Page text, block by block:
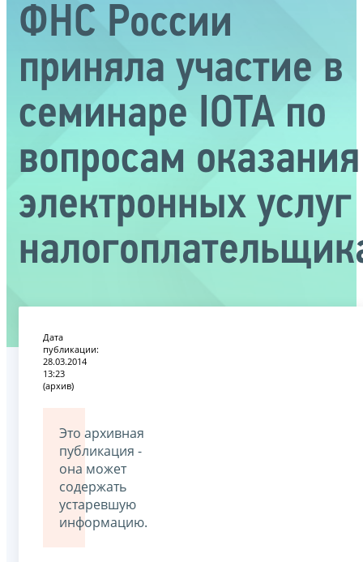
ФНС России
приняла участие в
семинаре IOTA по
вопросам оказания
электронных услуг
Дата
публикации:
28.03.2014
13:23
(архив)
Это архивная
публикация -
она может
содержать
устаревшую
информацию.